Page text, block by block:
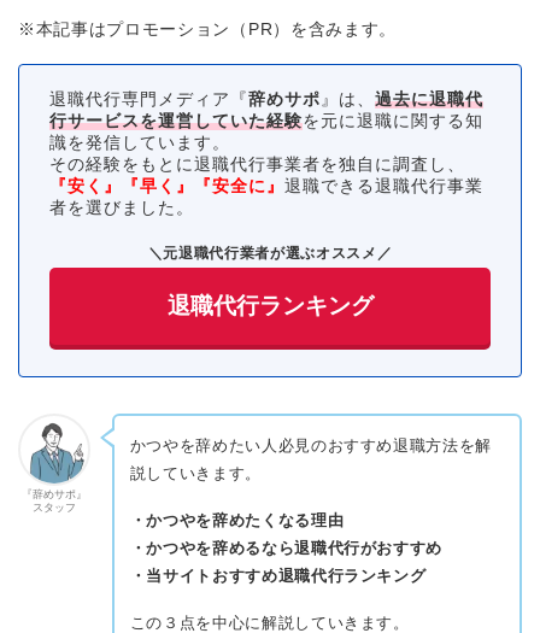
※本記事はプロモーション（PR）を含みます。
退職代行専門メディア『 辞めサポ 』は、 過去に退職代
行サービスを運営していた経験を元に退職に関する知
識を発信しています。
その経験をもとに退職代行事業者を独自に調査し、
『安く』『早く』『安全に』 退職できる退職代行事業
者を選びました。
＼元退職代行業者が選ぶオススメ／
退職代行ランキング
『辞めサポ』
スタッフ
かつやを辞めたい人必見のおすすめ退職方法を解
説していきます。
・かつやを辞めたくなる理由
・かつやを辞めるなら退職代行がおすすめ
・当サイトおすすめ退職代行ランキング
この３点を中心に解説していきます。